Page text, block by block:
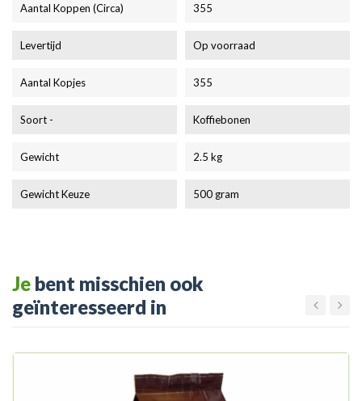
Aantal Koppen (circa) 355
Levertijd Op voorraad
Aantal Kopjes 355
Soort - Koffiebonen
Gewicht 2.5 kg
Gewicht Keuze 500 gram
Je bent misschien ook
geïnteresseerd in